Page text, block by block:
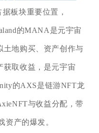
板块重要位置，
的MANA是元宇宙
土地购买、资产创作与
获取收益，是元宇宙
的AXS是链游NFT龙
与收益分配，带
资产的爆发。